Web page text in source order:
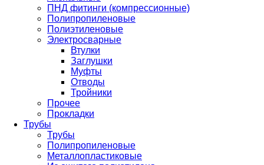
ПНД фитинги (компрессионные)
Полипропиленовые
Полиэтиленовые
Электросварные
Втулки
Заглушки
Муфты
Отводы
Тройники
Прочее
Прокладки
Трубы
Трубы
Полипропиленовые
Металлопластиковые